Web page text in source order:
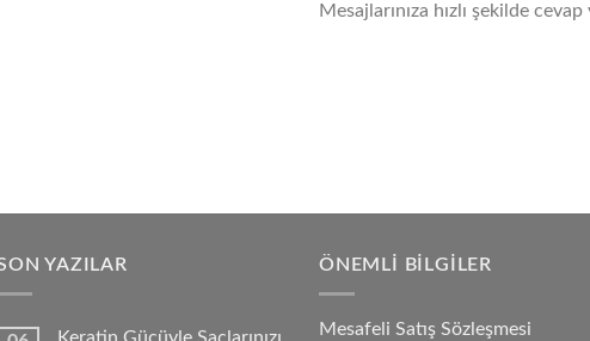
Mesajlarınıza hızlı şekilde
YAZILAR ÖNEMLI BILGILER
Mesafeli Satış Sözleşmesi